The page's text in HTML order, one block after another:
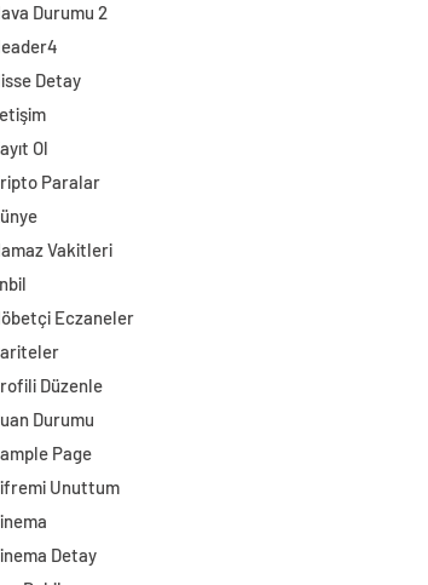
Durumu 2
Detay
Ol
Paralar
Vakitleri
Eczaneler
Düzenle
Durumu
Page
Unuttum
Detay